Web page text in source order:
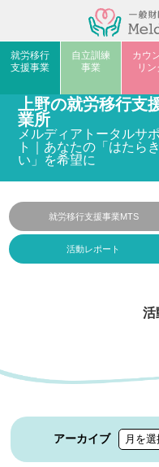
就労移行
支援事業
自立訓練
事業
カウ
リン
上野の就労移行支
業所
メルディアトータルサ
ト｜あなたの「はたら
い」を希望に
就労移行支援事業MTS
活動レポート
活
アーカイブ